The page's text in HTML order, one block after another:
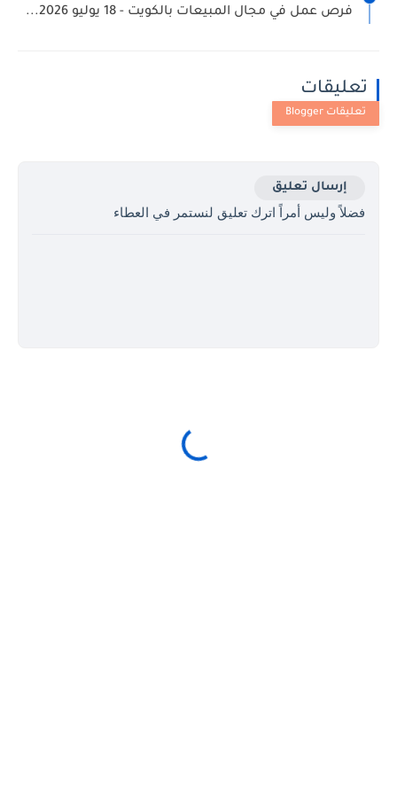
فرص عمل في مجال المبيعات بالكويت - 18 يوليو 2026...
تعليقات
إرسال تعليق
فضلاً وليس أمراً اترك تعليق لنستمر في العطاء